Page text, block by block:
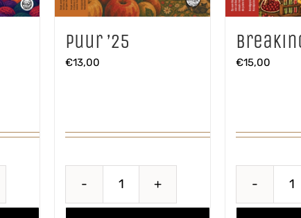
Puur ’25
€13,00 €15,00